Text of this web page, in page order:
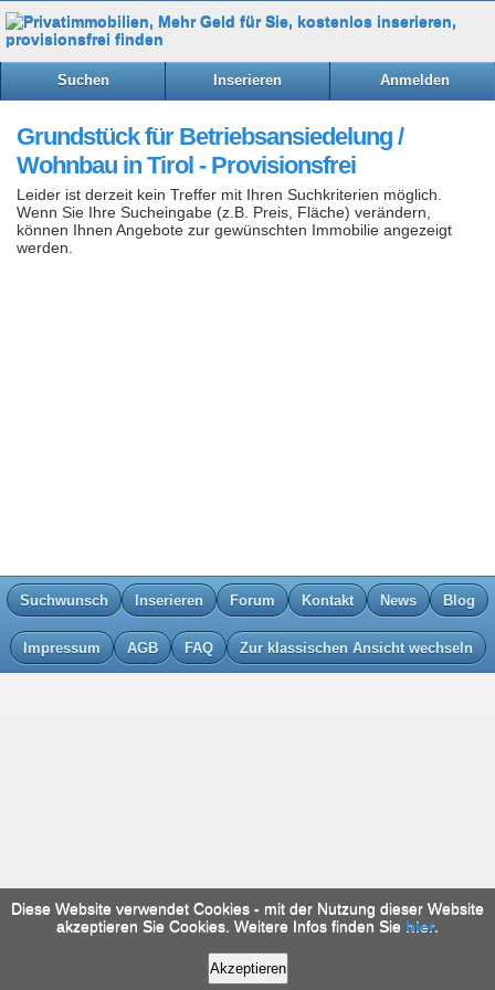
Suchen Inserieren Anmelden
Grundstück für Betriebsansiedelung /
Wohnbau in Tirol - Provisionsfrei
Leider ist derzeit kein Treffer mit Ihren Suchkriterien möglich.
Wenn Sie Ihre Sucheingabe (z.B. Preis, Fläche) verändern,
können Ihnen Angebote zur gewünschten Immobilie angezeigt
werden.
Suchwunsch Inserieren Forum Kontakt News Blog
Impressum AGB FAQ Zur klassischen Ansicht wechseln
Diese Website verwendet Cookies - mit der Nutzung dieser Website
akzeptieren Sie Cookies. Weitere Infos finden Sie hier.